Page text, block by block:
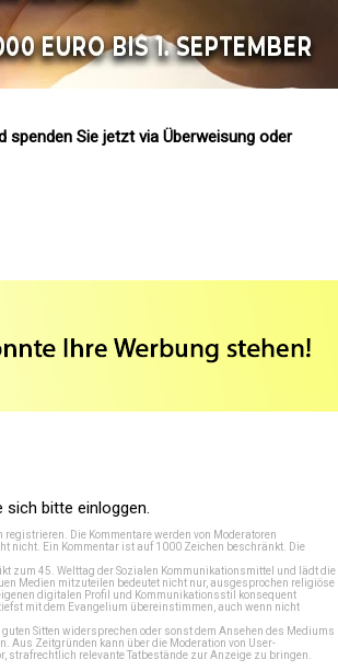
spenden Sie jetzt via Überweisung oder
bitte einloggen.
registrieren . Die Kommentare werden von Moderatoren
nicht. Ein Kommentar ist auf 1000 Zeichen beschränkt. Die
zum 45. Welttag der Sozialen Kommunikationsmittel und lädt die
Medien mitzuteilen bedeutet nicht nur, ausgesprochen religiöse
digitalen Profil und Kommunikationsstil konsequent
mit dem Evangelium übereinstimmen, auch wenn nicht
Sitten widersprechen oder sonst dem Ansehen des Mediums
Aus Zeitgründen kann über die Moderation von User-
strafrechtlich relevante Tatbestände zur Anzeige zu bringen.